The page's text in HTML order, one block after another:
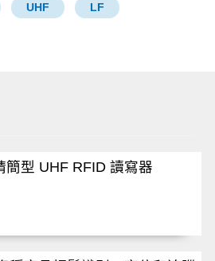
UHF LF
簡型 UHF RFID 讀寫器